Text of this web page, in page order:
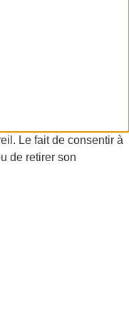
Le fait de consentir à
de retirer son